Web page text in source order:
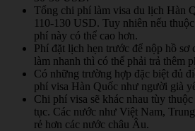
Tổng chi phí làm visa du lịch Hàn
110-130 USD. Tuy nhiên nếu
phí này có thể cao hơn.
Phí đặt lịch hẹn trước để nộp hồ
làm nhanh thì có thể phải trả thêm
Có những trường hợp đặc biệt đủ
phí visa Hàn Quốc như người già
Chi phí visa sẽ khác nhau tùy
tục. Các nước như Việt Nam,
rẻ hơn các nước châu Âu.